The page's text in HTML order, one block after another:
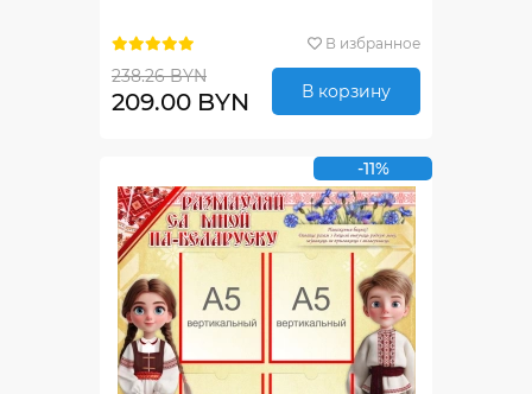
В избранное
238.26 BYN
209.00 BYN В корзину
-11%